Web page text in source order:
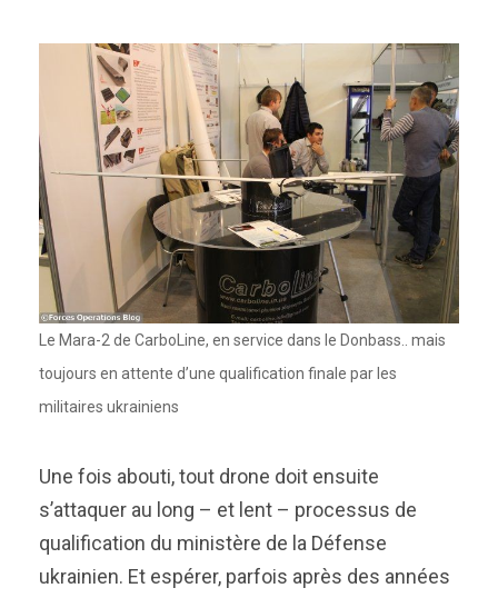
Le Mara-2 de CarboLine, en service dans le Donbass.. mais
toujours en attente d’une qualification finale par les
militaires ukrainiens
Une fois abouti, tout drone doit ensuite
s’attaquer au long – et lent – processus de
qualification du ministère de la Défense
ukrainien. Et espérer, parfois après des années